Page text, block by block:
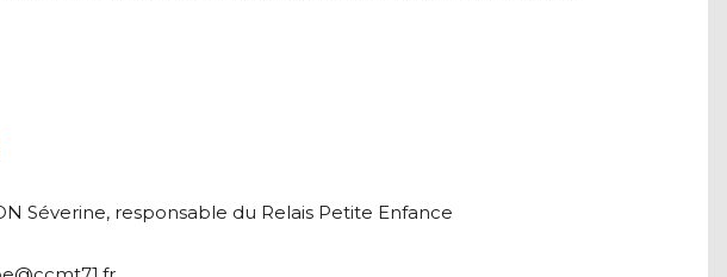
Séverine, responsable du Relais Petite Enfance